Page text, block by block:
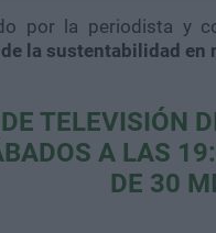
por la periodista y
la sustentabilidad en
TELEVISIÓN
A LAS
DE 30